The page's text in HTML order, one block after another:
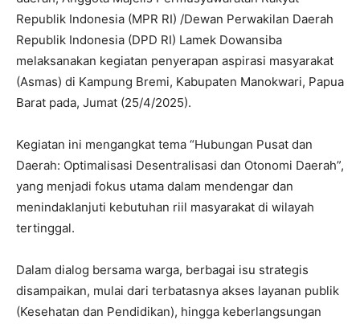
Republik Indonesia (MPR RI) /Dewan Perwakilan Daerah
Republik Indonesia (DPD RI) Lamek Dowansiba
melaksanakan kegiatan penyerapan aspirasi masyarakat
(Asmas) di Kampung Bremi, Kabupaten Manokwari, Papua
Barat pada, Jumat (25/4/2025).
Kegiatan ini mengangkat tema “Hubungan Pusat dan
Daerah: Optimalisasi Desentralisasi dan Otonomi Daerah”,
yang menjadi fokus utama dalam mendengar dan
menindaklanjuti kebutuhan riil masyarakat di wilayah
tertinggal.
Dalam dialog bersama warga, berbagai isu strategis
disampaikan, mulai dari terbatasnya akses layanan publik
(Kesehatan dan Pendidikan), hingga keberlangsungan